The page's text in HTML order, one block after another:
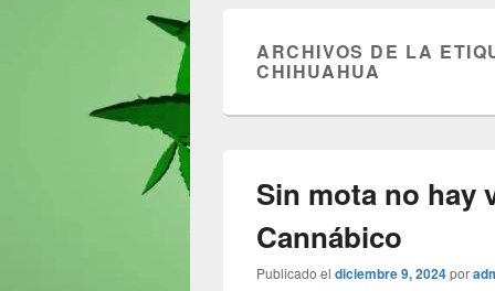
ARCHIVOS DE LA
CHIHUAHUA
Sin mota no hay
Cannábico
Publicado el diciembre 9, 2024por